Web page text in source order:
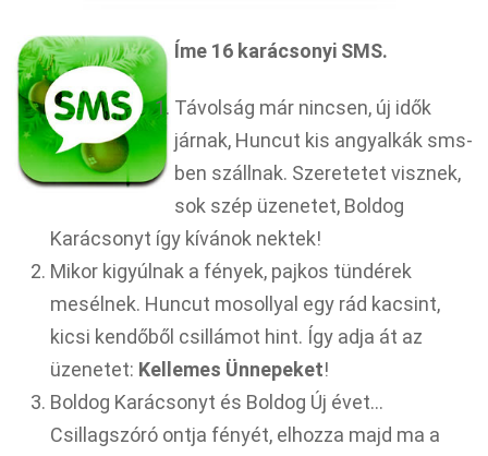
Íme 16 karácsonyi SMS.
Távolság már nincsen, új idők
járnak, Huncut kis angyalkák sms-
ben szállnak. Szeretetet visznek,
sok szép üzenetet, Boldog
Karácsonyt így kívánok nektek!
Mikor kigyúlnak a fények, pajkos tündérek
mesélnek. Huncut mosollyal egy rád kacsint,
kicsi kendőből csillámot hint. Így adja át az
üzenetet: Kellemes Ünnepeket!
Boldog Karácsonyt és Boldog Új évet…
Csillagszóró ontja fényét, elhozza majd ma a